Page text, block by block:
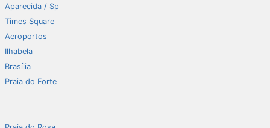
Aparecida / Sp
Times Square
Aeroportos
Ilhabela
Brasília
Praia do Forte